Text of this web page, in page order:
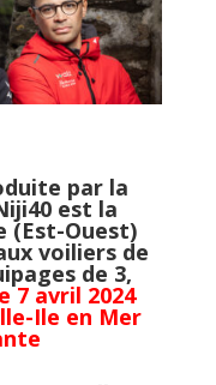
par la
est la
(Est-Ouest)
voiliers de
de 3,
7 avril 2024
Ile en Mer